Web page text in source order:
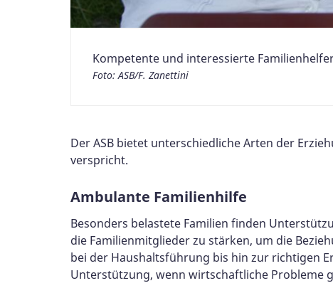
Kompetente und interessierte
Foto: ASB/F. Zanettini
Der ASB bietet unterschiedliche Arten der
verspricht.
Ambulante Familienhilfe
Besonders belastete Familien finden
die Familienmitglieder zu stärken, um die
bei der Haushaltsführung bis hin zur richtigen
Unterstützung, wenn wirtschaftliche Probleme